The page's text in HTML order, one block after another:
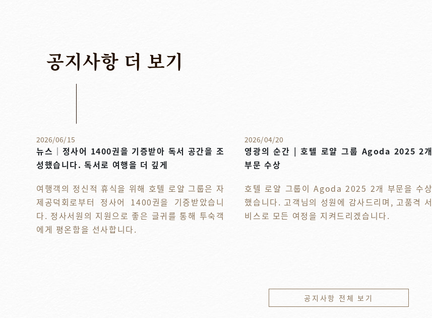
공지사항 더 보기
2026/06/15
뉴스｜정사어 1400권을 기증받아 독서 공간을 조
성했습니다. 독서로 여행을 더 깊게
여행객의 정신적 휴식을 위해 호텔 로얄 그룹은 자
제공덕회로부터 정사어 1400권을 기증받았습니
다. 정사서원의 지원으로 좋은 글귀를 통해 투숙객
에게 평온함을 선사합니다.
2026/04/20
영광의 순간 | 호텔 로얄 그룹 Agoda 2025 2개
부문 수상
호텔 로얄 그룹이 Agoda 2025 2개 부문을 수상
했습니다. 고객님의 성원에 감사드리며, 고품격 서
비스로 모든 여정을 지켜드리겠습니다.
공지사항 전체 보기